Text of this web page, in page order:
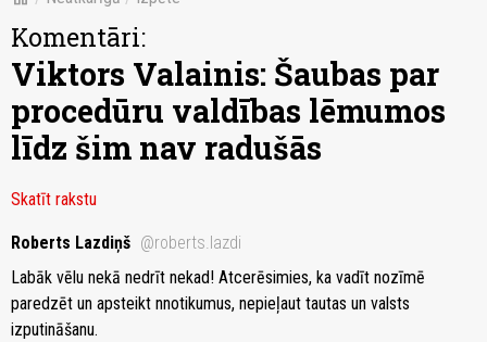
Komentāri:
Viktors Valainis: Šaubas par
procedūru valdības lēmumos
līdz šim nav radušās
Skatīt rakstu
Roberts Lazdiņš @roberts.lazdi
Labāk vēlu nekā nedrīt nekad! Atcerēsimies, ka vadīt nozīmē
paredzēt un apsteikt nnotikumus, nepieļaut tautas un valsts
izputināšanu.